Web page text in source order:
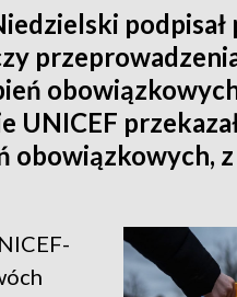
podpisał
UNICEF
obowiązkowych,